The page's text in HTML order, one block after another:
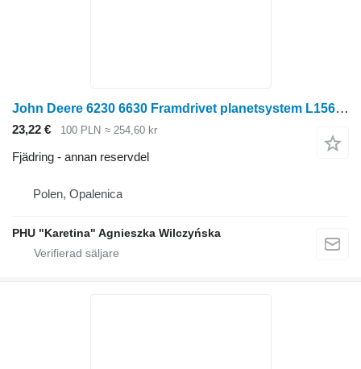
John Deere 6230 6630 Framdrivet planetsystem L156890 L166395 L15 till John Deere
23,22 € 100 PLN ≈ 254,60 kr
Fjädring - annan reservdel
Polen, Opalenica
PHU "Karetina" Agnieszka Wilczyńska